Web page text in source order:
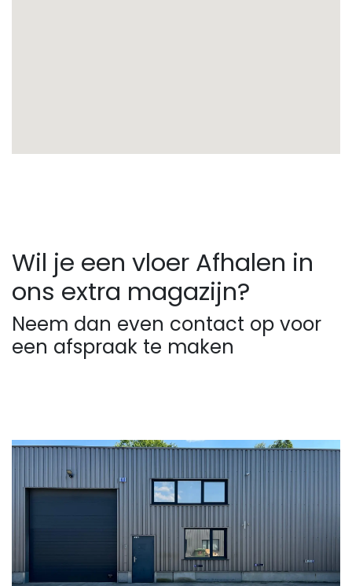
Wil je een vloer Afhalen in
ons extra magazijn?
Neem dan even contact op voor
een afspraak te maken